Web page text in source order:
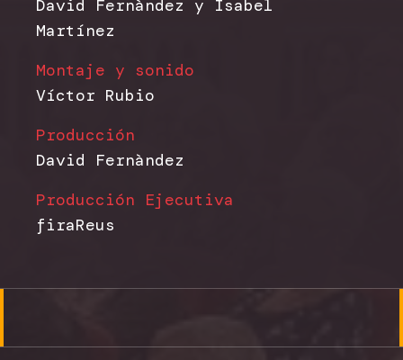
David Fernàndez y Isabel
Martínez
Montaje y sonido
Víctor Rubio
Producción
David Fernàndez
Producción Ejecutiva
firaReus